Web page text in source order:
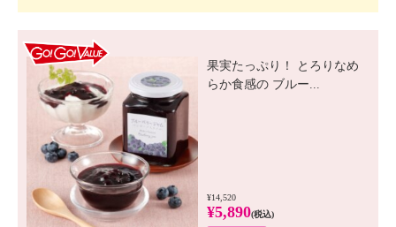
果実たっぷり！ とろりなめ
らか食感の ブルー...
¥14,520
¥5,890(税込)